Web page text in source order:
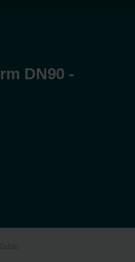
DN90 -